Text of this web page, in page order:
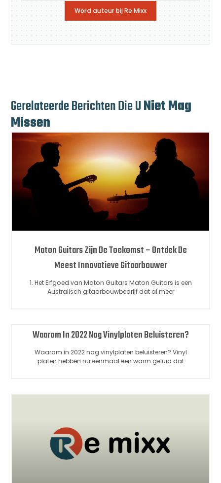
Word auteur bij Re Mixx
Gerelateerde Berichten Die UNiet Mag
Missen
Maton Guitars Zijn De Toekomst – Ontdek De
Meest Innovatieve Gitaarbouwer
1. Het Erfgoed van Maton Guitars Maton Guitars is een
Australisch gitaarbouwbedrijf dat al meer
Waarom In 2022 Nog Vinylplaten Beluisteren?
Waarom in 2022 nog vinylplaten beluisteren? Vinyl
platen hebben nu eenmaal een warm geluid dat